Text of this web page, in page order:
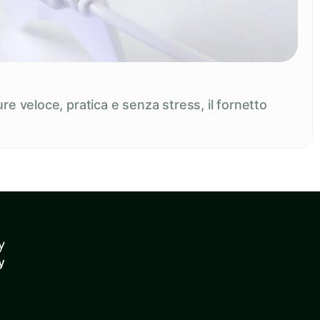
veloce, pratica e senza stress, il fornetto